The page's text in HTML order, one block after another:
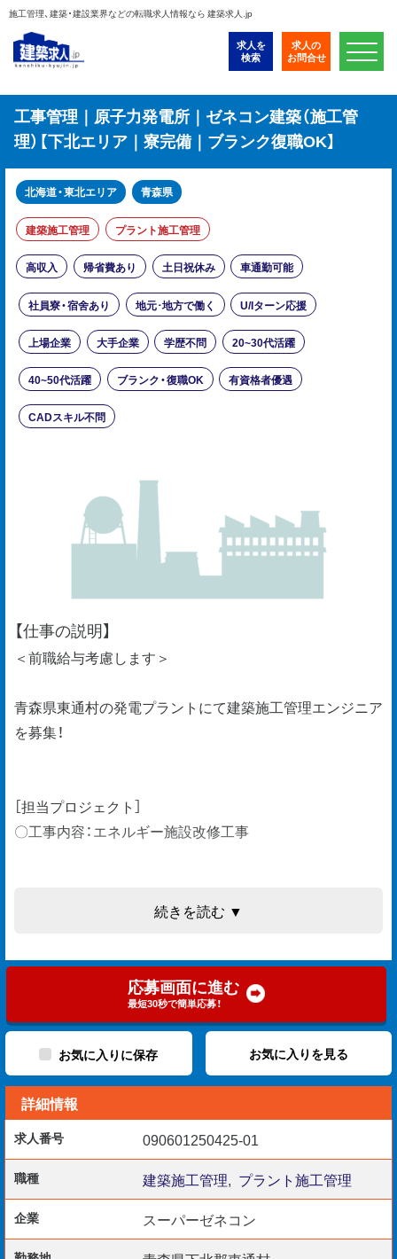
施工管理、建築・建設業界などの転職求人情報なら 建築求人.jp
求人を
検索
求人の
お問合せ
工事管理｜原子力発電所｜ゼネコン建築（施工管
理）【下北エリア｜寮完備｜ブランク復職OK】
北海道・東北エリア 青森県
建築施工管理 プラント施工管理
高収入 帰省費あり 土日祝休み 車通勤可能
社員寮・宿舍あり 地元･地方で働く U/Iターン応援
上場企業 大手企業 学歴不問 20~30代活躍
40~50代活躍 ブランク・復職OK 有資格者優遇
CADスキル不問
【仕事の説明】
＜前職給与考慮します＞
青森県東通村の発電プラントにて建築施工管理エンジニア
を募集！
［担当プロジェクト］
〇工事内容：エネルギー施設改修工事
〇品質管理
〇書類作成
〇検査立ち合いなど
［応募条件］
〇6年以上の現場監督経験
〇PC操作：Excel・Word
［優遇資格／歓迎要件］
続きを読む ▼
応募画面に進む
最短30秒で簡単応募！
お気に入りに保存 お気に入りを見る
詳細情報
求人番号 090601250425-01
職種 建築施工管理, プラント施工管理
企業 スーパーゼネコン